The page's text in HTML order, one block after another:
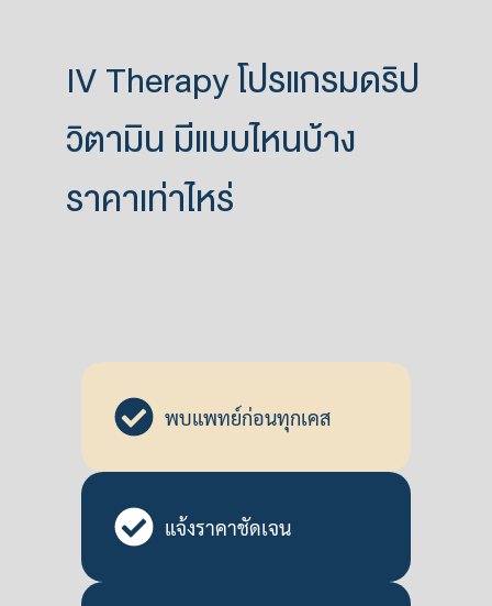
IV Therapy โปรแกรมดริป
วิตามิน มีแบบไหนบ้าง
ราคาเท่าไหร่
พบแพทย์ก่อนทุกเคส
แจ้งราคาชัดเจน